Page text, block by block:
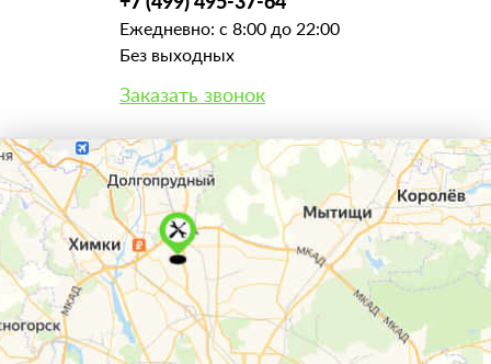
Ежедневно: с 8:00 до 22:00
Без выходных
Заказать звонок